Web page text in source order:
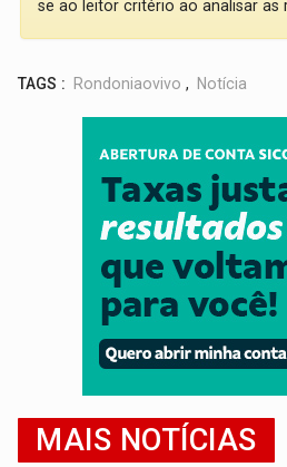
se ao leitor critério ao analisar as
TAGS : Rondoniaovivo , Notícia
MAIS NOTÍCIAS